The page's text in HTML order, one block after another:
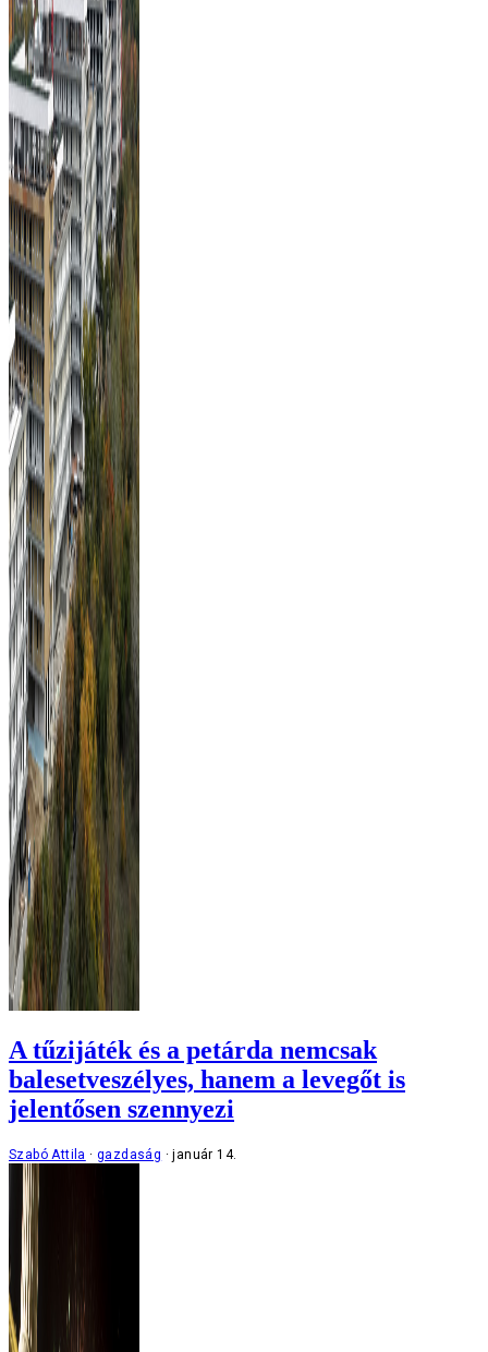
A tűzijáték és a petárda nemcsak
balesetveszélyes, hanem a levegőt is
jelentősen szennyezi
Szabó Attila gazdaság január 14.